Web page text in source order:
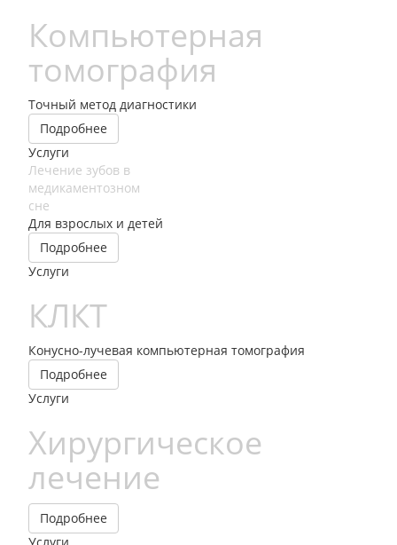
Компьютерная
томография
Точный метод диагностики
Подробнее
Услуги
Лечение зубов в
медикаментозном
сне
Для взрослых и детей
Подробнее
Услуги
КЛКТ
Конусно-лучевая компьютерная томография
Подробнее
Услуги
Хирургическое
лечение
Подробнее